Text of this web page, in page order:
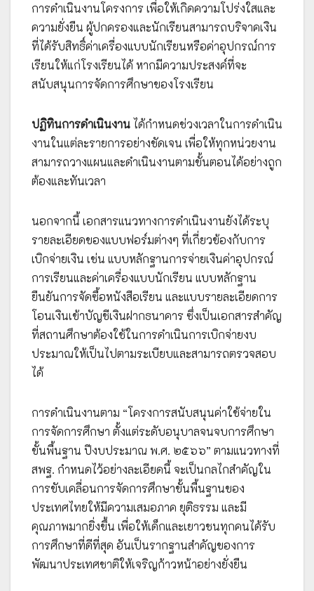
การดำเนินงานโครงการ เพื่อให้เกิดความโปร่งใสและ
ความยั่งยืน ผู้ปกครองและนักเรียนสามารถบริจาคเงิน
ที่ได้รับสิทธิ์ค่าเครื่องแบบนักเรียนหรือค่าอุปกรณ์การ
เรียนให้แก่โรงเรียนได้ หากมีความประสงค์ที่จะ
สนับสนุนการจัดการศึกษาของโรงเรียน
ปฏิทินการดำเนินงาน ได้กำหนดช่วงเวลาในการดำเนิน
งานในแต่ละรายการอย่างชัดเจน เพื่อให้ทุกหน่วยงาน
สามารถวางแผนและดำเนินงานตามขั้นตอนได้อย่างถูก
ต้องและทันเวลา
นอกจากนี้ เอกสารแนวทางการดำเนินงานยังได้ระบุ
รายละเอียดของแบบฟอร์มต่างๆ ที่เกี่ยวข้องกับการ
เบิกจ่ายเงิน เช่น แบบหลักฐานการจ่ายเงินค่าอุปกรณ์
การเรียนและค่าเครื่องแบบนักเรียน แบบหลักฐาน
ยืนยันการจัดซื้อหนังสือเรียน และแบบรายละเอียดการ
โอนเงินเข้าบัญชีเงินฝากธนาคาร ซึ่งเป็นเอกสารสำคัญ
ที่สถานศึกษาต้องใช้ในการดำเนินการเบิกจ่ายงบ
ประมาณให้เป็นไปตามระเบียบและสามารถตรวจสอบ
ได้
การดำเนินงานตาม “โครงการสนับสนุนค่าใช้จ่ายใน
การจัดการศึกษา ตั้งแต่ระดับอนุบาลจนจบการศึกษา
ขั้นพื้นฐาน ปีงบประมาณ พ.ศ. ๒๕๖๖” ตามแนวทางที่
สพฐ. กำหนดไว้อย่างละเอียดนี้ จะเป็นกลไกสำคัญใน
การขับเคลื่อนการจัดการศึกษาขั้นพื้นฐานของ
ประเทศไทยให้มีความเสมอภาค ยุติธรรม และมี
คุณภาพมากยิ่งขึ้น เพื่อให้เด็กและเยาวชนทุกคนได้รับ
การศึกษาที่ดีที่สุด อันเป็นรากฐานสำคัญของการ
พัฒนาประเทศชาติให้เจริญก้าวหน้าอย่างยั่งยืน